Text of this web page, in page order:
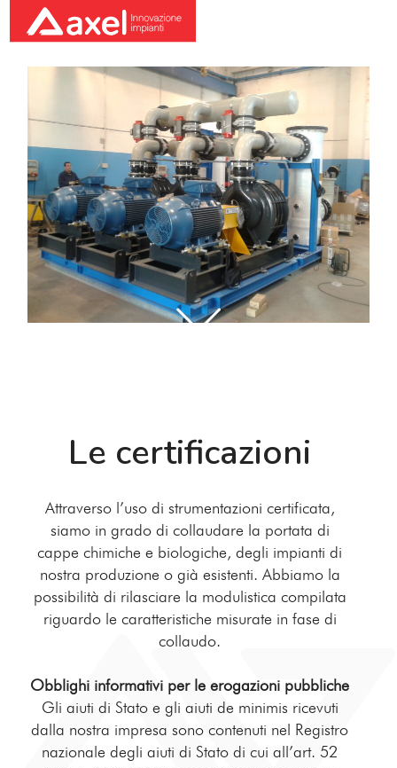
20130225 154920
Le certificazioni
Attraverso l’uso di strumentazioni certificata,
siamo in grado di collaudare la portata di
cappe chimiche e biologiche, degli impianti di
nostra produzione o già esistenti. Abbiamo la
possibilità di rilasciare la modulistica compilata
riguardo le caratteristiche misurate in fase di
collaudo.
Obblighi informativi per le erogazioni pubbliche
Gli aiuti di Stato e gli aiuti de minimis ricevuti
dalla nostra impresa sono contenuti nel Registro
nazionale degli aiuti di Stato di cui all’art. 52